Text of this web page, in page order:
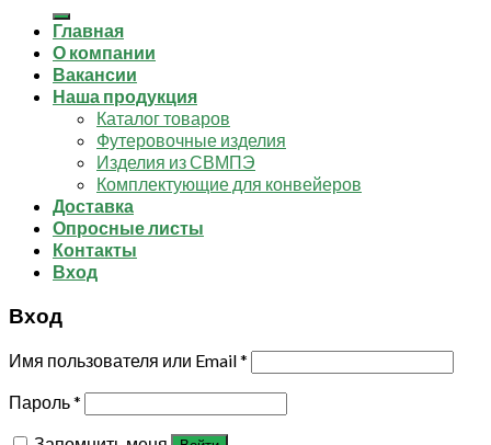
Главная
О компании
Вакансии
Наша продукция
Каталог товаров
Футеровочные изделия
Изделия из СВМПЭ
Комплектующие для конвейеров
Доставка
Опросные листы
Контакты
Вход
Вход
Имя пользователя или Email*
Пароль*